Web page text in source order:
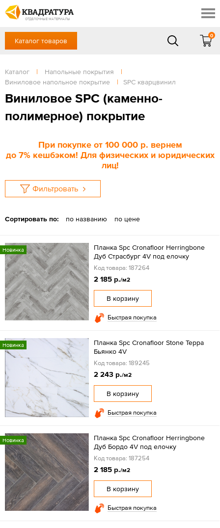
ОТДЕЛОЧНЫЕ МАТЕРИАЛЫ
Профи
Доставка и оплата
Готовые решения
Акции
Отзывы
+7 (391) 222-30-37
Сб, Вс — выходной
ЗАКАЗАТЬ ЗВОНОК
Вход / Регистрация
Каталог товаров
0
Каталог | Напольные покрытия
|
Виниловое напольное покрытие
| SPC кварцвинил
Виниловое SPC (каменно-
полимерное) покрытие
При покупке от 100 000 р. вернем
до 7% кешбэком! Для физических и юридических
лиц!
Фильтровать
Сортировать по: по названию по цене
Новинка
Планка Spc Cronafloor Herringbone
Дуб Страсбург 4V под елочку
Код товара: 187264
2 185 р./м2
В корзину
Быстрая покупка
Новинка
Планка Spc Cronafloor Stone Терра
Бьянко 4V
Код товара: 189245
2 243 р./м2
В корзину
Быстрая покупка
Новинка
Планка Spc Cronafloor Herringbone
Дуб Бордо 4V под елочку
Код товара: 187254
2 185 р./м2
В корзину
Быстрая покупка